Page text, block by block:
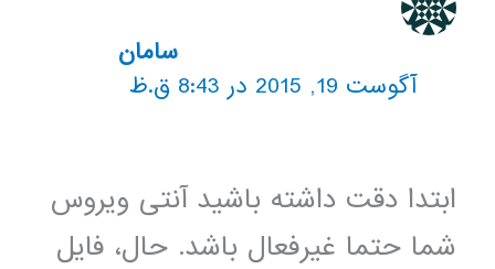
سامان
آگوست 19, 2015 در 8:43 ق.ظ
ابتدا دقت داشته باشید آنتی ویروس
شما حتما غیرفعال باشد. حال، فایل